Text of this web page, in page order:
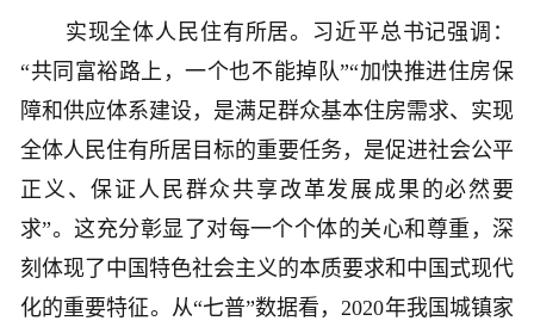
实现全体人民住有所居。习近平总书记强调：
“共同富裕路上，一个也不能掉队”“加快推进住房保
障和供应体系建设，是满足群众基本住房需求、实现
全体人民住有所居目标的重要任务，是促进社会公平
正义、保证人民群众共享改革发展成果的必然要
求”。这充分彰显了对每一个个体的关心和尊重，深
刻体现了中国特色社会主义的本质要求和中国式现代
化的重要特征。从“七普”数据看，2020年我国城镇家